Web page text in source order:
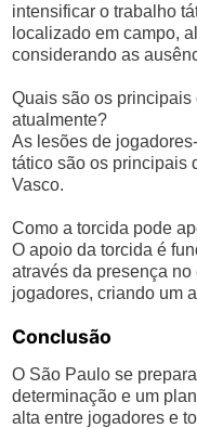
intensificar o trabalho
localizado em campo,
considerando as
Quais são os
atualmente?
As lesões de
tático são os principais
Vasco.
Como a torcida pode
O apoio da torcida é
através da presença
jogadores, criando um
Conclusão
O São Paulo se
determinação e um
alta entre jogadores e